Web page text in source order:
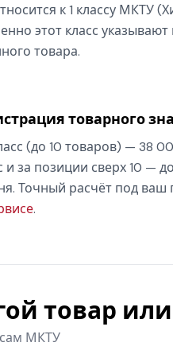
к 1 классу МКТУ
этот класс указывают
товара.
товарного
(до 10 товаров) — 38
за позиции сверх 10 —
Точный расчёт под
.
товар или
МКТУ